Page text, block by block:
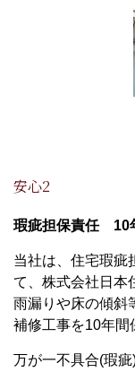
安心2
瑕疵担保責任 10
当社は、住宅瑕疵
て、株式会社日本
雨漏りや床の傾斜
補修工事を10年間
万が一不具合(瑕